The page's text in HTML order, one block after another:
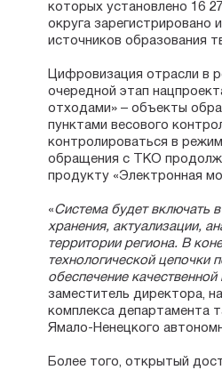
которых установлено 16
округа
источников образования
Цифровизация отрасли в
очередной этап
отходами» – объекты
пунктами весового
контролироваться в
обращения с ТКО
продукту «Электронная
«Система будет включать
хранения, актуализации,
территории региона. В
технологической цепочки
обеспечение
заместитель директора,
комплекса департамента
Ямало-Ненецкого
Более того, открытый